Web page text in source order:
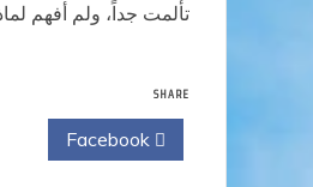
تألمت جداً، ولم أفهم
SHARE